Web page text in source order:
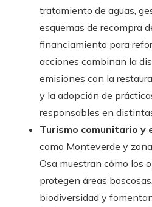
tratamiento de aguas,
esquemas de recompra
financiamiento para
acciones combinan la
emisiones con la
y la adopción de
responsables en
Turismo comunitario y
como Monteverde y
Osa muestran cómo los
protegen áreas
biodiversidad y